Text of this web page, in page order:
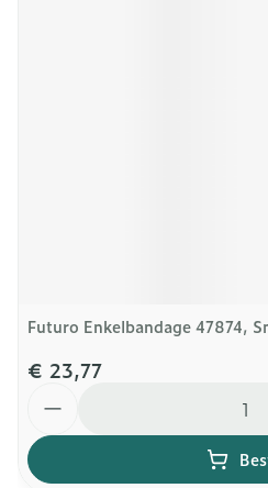
Futuro Enkelbandage 47874,
€ 23,77